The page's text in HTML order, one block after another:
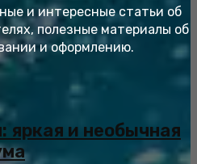
и интересные статьи об
полезные материалы об
и оформлению.
яркая и необычная